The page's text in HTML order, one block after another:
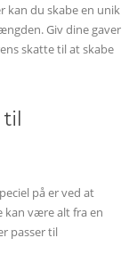
kan du skabe en unik
Giv dine gaver
skatte til at skabe
på er ved at
kan være alt fra en
passer til